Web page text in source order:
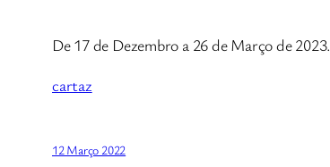
De 17 de Dezembro a 26 de Março de 2023.
cartaz
12 Março 2022